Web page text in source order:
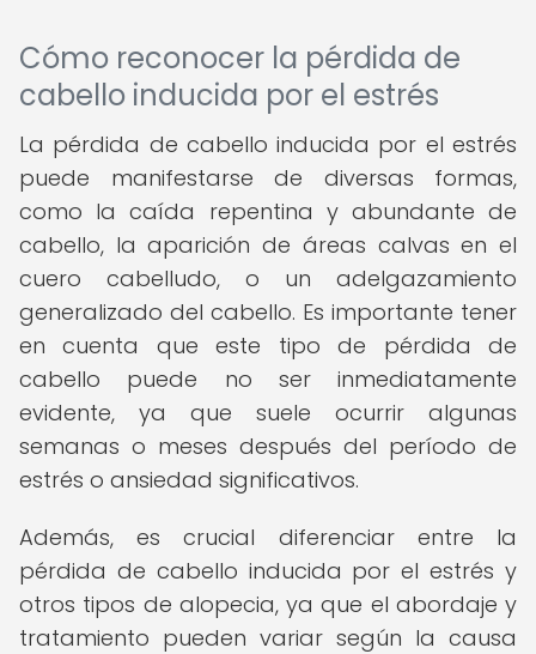
Cómo reconocer la pérdida de
cabello inducida por el estrés
La pérdida de cabello inducida por el estrés
puede manifestarse de diversas formas,
como la caída repentina y abundante de
cabello, la aparición de áreas calvas en el
cuero cabelludo, o un adelgazamiento
generalizado del cabello. Es importante tener
en cuenta que este tipo de pérdida de
cabello puede no ser inmediatamente
evidente, ya que suele ocurrir algunas
semanas o meses después del período de
estrés o ansiedad significativos.
Además, es crucial diferenciar entre la
pérdida de cabello inducida por el estrés y
otros tipos de alopecia, ya que el abordaje y
tratamiento pueden variar según la causa